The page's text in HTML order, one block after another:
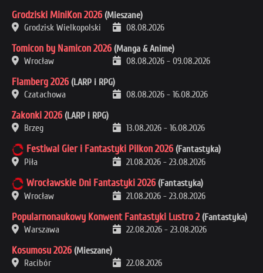
Grodziski MiniKon 2026 (Mieszane)
Grodzisk Wielkopolski
08.08.2026
Tomicon by Namicon 2026 (Manga & Anime)
Wrocław
08.08.2026 - 09.08.2026
Flamberg 2026 (LARP i RPG)
Czatachowa
08.08.2026 - 16.08.2026
Zakonki 2026 (LARP i RPG)
Brzeg
13.08.2026 - 16.08.2026
Festiwal Gier i Fantastyki Pilkon 2026 (Fantastyka)
Piła
21.08.2026 - 23.08.2026
Wrocławskie Dni Fantastyki 2026 (Fantastyka)
Wrocław
21.08.2026 - 23.08.2026
Popularnonaukowy Konwent Fantastyki Lustro 2 (Fantastyka)
Warszawa
22.08.2026 - 23.08.2026
Kosumosu 2026 (Mieszane)
Racibór
22.08.2026